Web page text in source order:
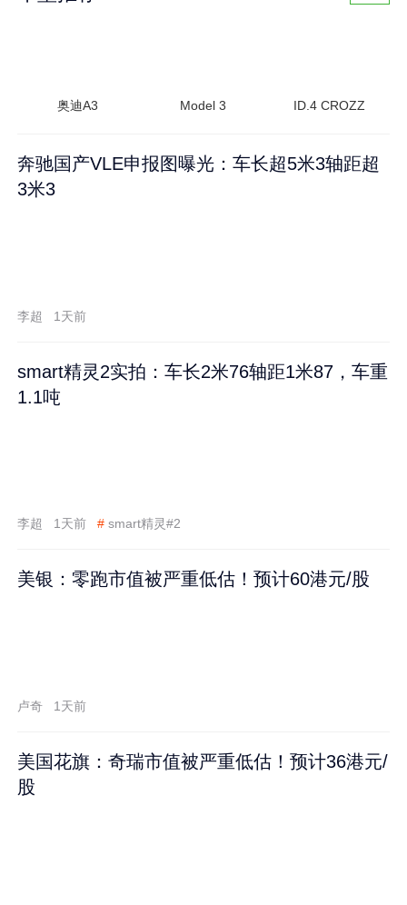
奥迪A3 Model 3 ID.4 CROZZ
奔驰国产VLE申报图曝光：车长超5米3轴距超
3米3
李超 1天前
smart精灵2实拍：车长2米76轴距1米87，车重
1.1吨
李超 1天前 # smart精灵#2
美银：零跑市值被严重低估！预计60港元/股
卢奇 1天前
美国花旗：奇瑞市值被严重低估！预计36港元/
股